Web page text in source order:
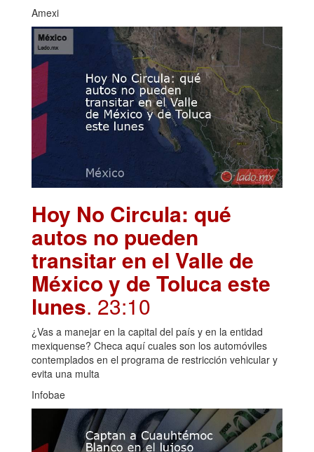
Amexi
Hoy No Circula: qué
autos no pueden
transitar en el Valle de
México y de Toluca este
lunes. 23:10
¿Vas a manejar en la capital del país y en la entidad
mexiquense? Checa aquí cuales son los automóviles
contemplados en el programa de restricción vehicular y
evita una multa
Infobae